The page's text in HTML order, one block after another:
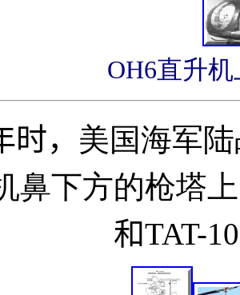
OH6直升
， 美国海军
鼻下方的枪塔
和TAT-